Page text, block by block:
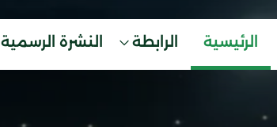
الرئيسية الرابطة النشرة الرسمية